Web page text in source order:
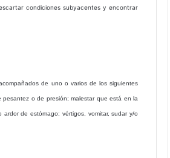
condiciones subyacentes y encontrar
de uno o varios de los siguientes
o de presión; malestar que está en la
de estómago; vértigos, vomitar, sudar y/o